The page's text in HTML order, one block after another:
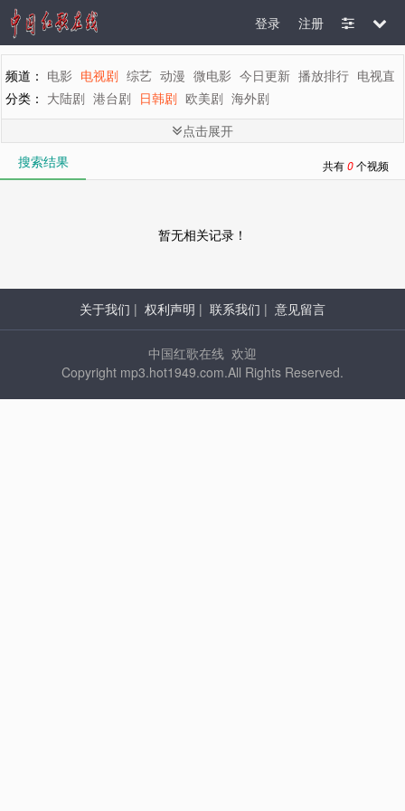
注册
登录
频道： 电影 电视剧 综艺 动漫 微电影 今日更新 播放排行 电视直
分类： 大陆剧 港台剧 日韩剧 欧美剧 海外剧
剧情： 全部 言情 都市 家庭 生活 偶像 喜剧 历史 古装 武侠 刑
地区： 全部 内地 香港 台湾 韩国 泰国 日本 美国 英国 新加坡
年代： 全部 2009 2008 2007
点击展开
搜索结果
共有0个视频
暂无相关记录！
关于我们 | 权利声明 | 联系我们 | 意见留言
中国红歌在线 欢迎
Copyright mp3.hot1949.com.All Rights Reserved.